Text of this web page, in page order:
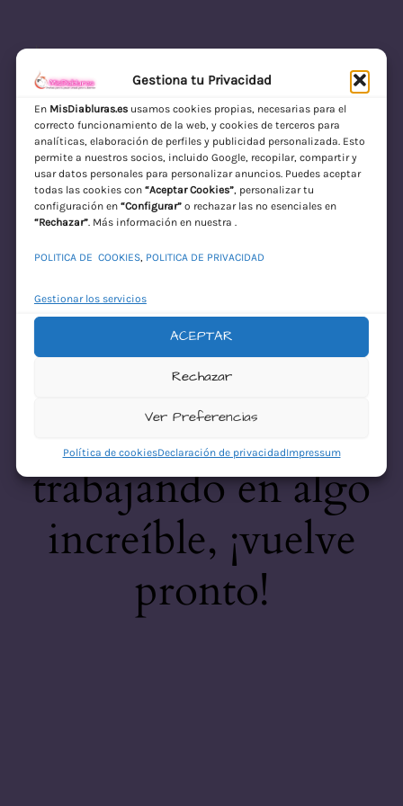
Gestiona tu Privacidad
En MisDiabluras.esusamos cookies propias, necesarias para el
correcto funcionamiento de la web, y cookies de terceros para
analíticas, elaboración de perfiles y publicidad personalizada. Esto
permite a nuestros socios, incluido Google, recopilar, compartir y
usar datos personales para personalizar anuncios. Puedes aceptar
todas las cookies con “Aceptar Cookies”, personalizar tu
configuración en “Configurar”o rechazar las no esenciales en
“Rechazar”. Más información en nuestra .
POLITICA DE COOKIES, POLITICA DE PRIVACIDAD
Gestionar los servicios
ACEPTAR
Rechazar
Ver Preferencias
Política de cookiesDeclaración de privacidadImpressum
MisDiabluras | Sexshop Online con Envío
Discreto en España
Acceder
¡Disculpa este
desastre! Estamos
trabajando en algo
increíble, ¡vuelve
pronto!